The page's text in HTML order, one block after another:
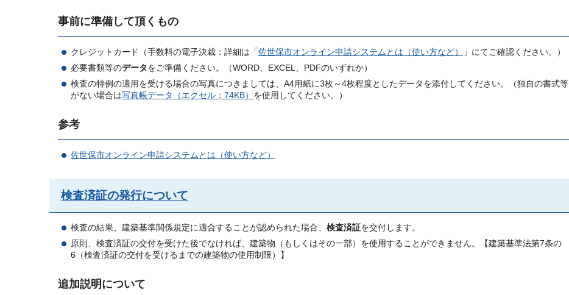
事前に準備して頂くもの
クレジットカード（手数料の電子決裁：詳細は「佐世保市オンライン申請システムとは（使い方など）
」にてご確認ください。）
必要書類等のデータをご準備ください。（WORD、EXCEL、PDFのいずれか）
検査の特例の適用を受ける場合の写真につきましては、A4用紙に3枚～4枚程度としたデータを添付してください。（独自の書式等
がない場合は写真帳データ（エクセル：74KB） を使用してください。）
参考
佐世保市オンライン申請システムとは（使い方など）
検査済証の発行について
検査の結果、建築基準関係規定に適合することが認められた場合、 検査済証を交付します。
原則、検査済証の交付を受けた後でなければ、建築物（もしくはその一部）を使用することができません。【建築基準法第7条の
6（検査済証の交付を受けるまでの建築物の使用制限）】
追加説明について